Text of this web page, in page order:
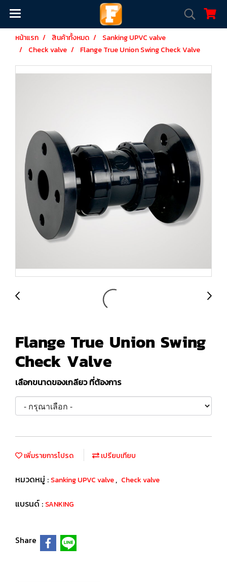
หน้าแรก สินค้าทั้งหมด
Sanking UPVC valve
Check valve
Flange True Union Swing Check Valve
Flange True Union Swing
Check Valve
เลือกขนาดของเกลียว ที่ต้องการ
เพิ่มรายการโปรด เปรียบเทียบ
หมวดหมู่ : Sanking UPVC valve, Check valve
แบรนด์ : SANKING
Share